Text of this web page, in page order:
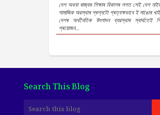
দেশ অথবা ৰাজ্যৰ শিক্ষাৰ বিকাশৰ লগত সেই দেশ
সামাজিক অৱস্থাৰ প্ৰশ্নটো প্ৰত্যক্ষভাবে ই সাঙোৰ
দেশৰ অৰ্থনৈতিক উৎপাদন ব্যৱস্থাৰ স্বাৰ্থতেই
প্ৰয়োজন...
Search This Blog